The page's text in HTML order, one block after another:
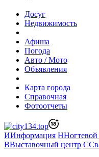
Досуг
Недвижимость
Афиша
Погода
Авто / Мото
Объявления
Карта города
Справочная
Фотоотчеты
ИИнформация ННогтевой
ВВыставочный центр С